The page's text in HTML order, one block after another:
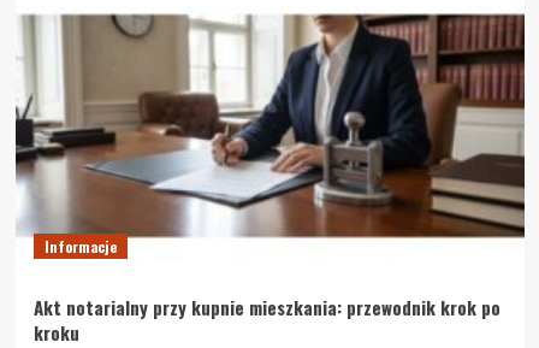
Informacje
Akt notarialny przy kupnie mieszkania: przewodnik krok po
kroku